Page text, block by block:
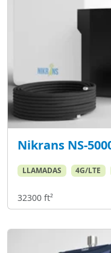
Nikrans NS-
LLAMADAS 4G/LTE
32300 ft²